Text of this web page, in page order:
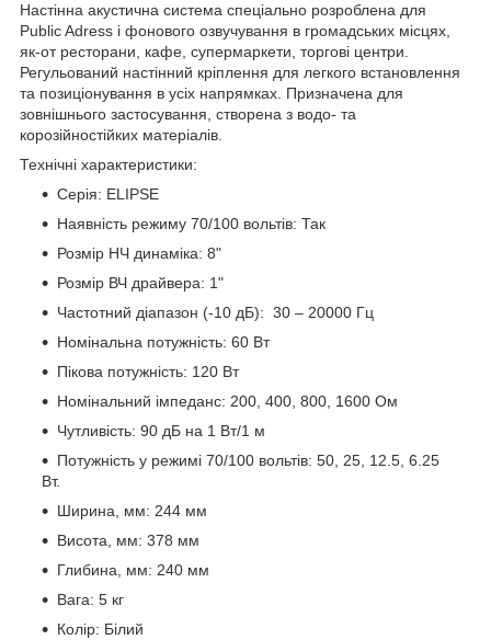
Настінна акустична система спеціально розроблена для
Public Adress і фонового озвучування в громадських місцях,
як-от ресторани, кафе, супермаркети, торгові центри.
Регульований настінний кріплення для легкого встановлення
та позиціонування в усіх напрямках. Призначена для
зовнішнього застосування, створена з водо- та
корозійностійких матеріалів.
Технічні характеристики:
Серія: ELIPSE
Наявність режиму 70/100 вольтів: Так
Розмір НЧ динаміка: 8"
Розмір ВЧ драйвера: 1"
Частотний діапазон (-10 дБ): 30 – 20000 Гц
Номінальна потужність: 60 Вт
Пікова потужність: 120 Вт
Номінальний імпеданс: 200, 400, 800, 1600 Ом
Чутливість: 90 дБ на 1 Вт/1 м
Потужність у режимі 70/100 вольтів: 50, 25, 12.5, 6.25
Вт.
Ширина, мм: 244 мм
Висота, мм: 378 мм
Глибина, мм: 240 мм
Вага: 5 кг
Колір: Білий